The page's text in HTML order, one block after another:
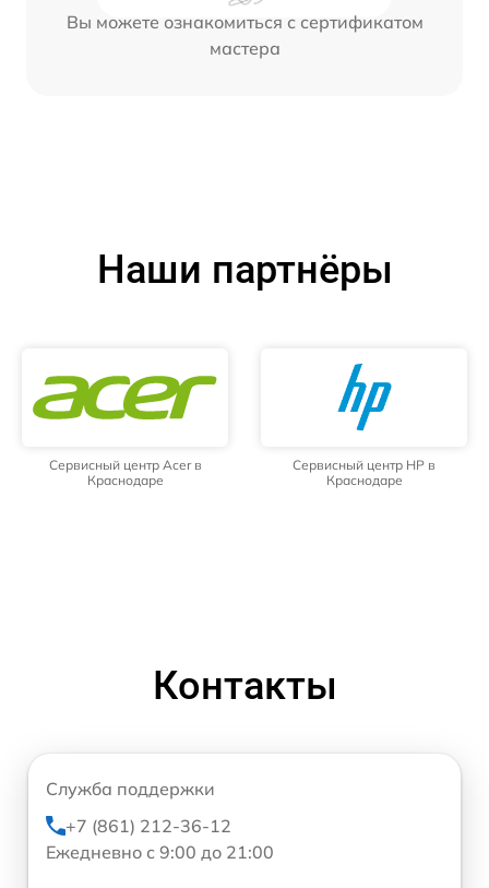
Вы можете ознакомиться с сертификатом
мастера
Наши партнёры
Сервисный центр Acer в
Краснодаре
Сервисный центр HP в
Краснодаре
Контакты
Служба поддержки
+7 (861) 212-36-12
Ежедневно с 9:00 до 21:00